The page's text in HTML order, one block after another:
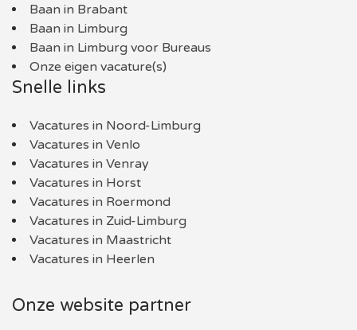
Baan in Brabant
Baan in Limburg
Baan in Limburg voor Bureaus
Onze eigen vacature(s)
Snelle links
Vacatures in Noord-Limburg
Vacatures in Venlo
Vacatures in Venray
Vacatures in Horst
Vacatures in Roermond
Vacatures in Zuid-Limburg
Vacatures in Maastricht
Vacatures in Heerlen
Onze website partner